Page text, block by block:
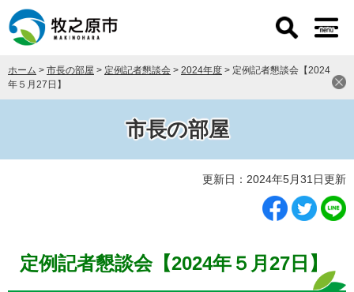
ー
先
ニ
を
本
ホーム > 市長の部屋 > 定例記者懇談会 > 2024年度 > 定例記者懇談会【2024
年５月27日】
市長の部屋
更新日：2024年5月31日更新
定例記者懇談会【2024年５月27日】